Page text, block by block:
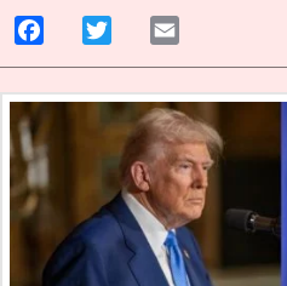
Facebook Twitter